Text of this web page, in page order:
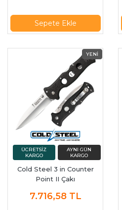
Sepete Ekle
Cold Steel 3 in Counter
Point II Çakı
7.716,58 TL